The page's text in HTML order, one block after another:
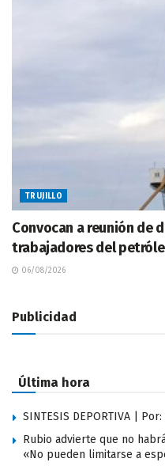
TRUJILLO
Convocan a reunión de
trabajadores del
06/08/2026
Publicidad
Última hora
SINTESIS DEPORTIVA |
Rubio advierte que no
«No pueden limitarse a